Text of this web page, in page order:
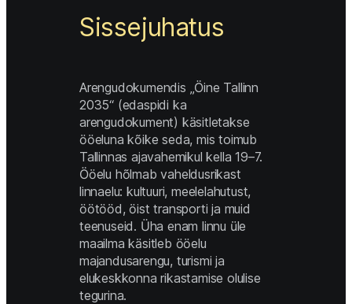
Sissejuhatus
Arengudokumendis „Öine Tallinn
2035“ (edaspidi ka
arengudokument) käsitletakse
ööeluna kõike seda, mis toimub
Tallinnas ajavahemikul kella 19–7.
Ööelu hõlmab vaheldusrikast
linnaelu: kultuuri, meelelahutust,
öötööd, öist transporti ja muid
teenuseid. Üha enam linnu üle
maailma käsitleb ööelu
majandusarengu, turismi ja
elukeskkonna rikastamise olulise
tegurina.